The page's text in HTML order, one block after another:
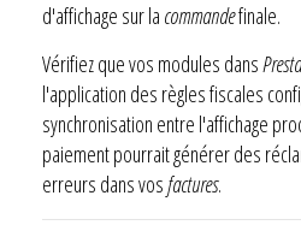
d'affichage sur la commandefinale.
Vérifiez que vos modules dans
l'application des règles fiscales
synchronisation entre l'affichage
paiement pourrait générer des
erreurs dans vosfactures.